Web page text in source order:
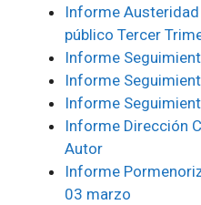
Informe
público Tercer
Informe
Informe
Informe
Informe Dirección
Autor
Informe
03 marzo